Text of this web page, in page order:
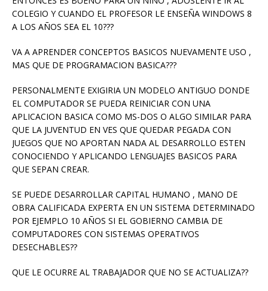
COLEGIO Y CUANDO EL PROFESOR LE ENSEÑA WINDOWS 8
A LOS AÑOS SEA EL 10???
VA A APRENDER CONCEPTOS BASICOS NUEVAMENTE USO ,
MAS QUE DE PROGRAMACION BASICA???
PERSONALMENTE EXIGIRIA UN MODELO ANTIGUO DONDE
EL COMPUTADOR SE PUEDA REINICIAR CON UNA
APLICACION BASICA COMO MS-DOS O ALGO SIMILAR PARA
QUE LA JUVENTUD EN VES QUE QUEDAR PEGADA CON
JUEGOS QUE NO APORTAN NADA AL DESARROLLO ESTEN
CONOCIENDO Y APLICANDO LENGUAJES BASICOS PARA
QUE SEPAN CREAR.
SE PUEDE DESARROLLAR CAPITAL HUMANO , MANO DE
OBRA CALIFICADA EXPERTA EN UN SISTEMA DETERMINADO
POR EJEMPLO 10 AÑOS SI EL GOBIERNO CAMBIA DE
COMPUTADORES CON SISTEMAS OPERATIVOS
DESECHABLES??
QUE LE OCURRE AL TRABAJADOR QUE NO SE ACTUALIZA??